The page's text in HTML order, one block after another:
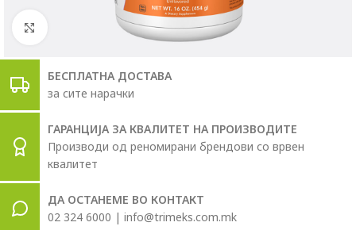
Click to enlarge
БЕСПЛАТНА ДОСТАВА
за сите нарачки
ГАРАНЦИЈА ЗА КВАЛИТЕТ НА ПРОИЗВОДИТЕ
Производи од реномирани брендови со врвен
квалитет
ДА ОСТАНЕМЕ ВО КОНТАКТ
02 324 6000 | info@trimeks.com.mk